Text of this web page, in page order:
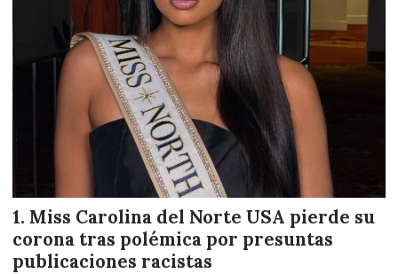
Miss Carolina del Norte USA pierde su
corona tras polémica por presuntas
publicaciones racistas